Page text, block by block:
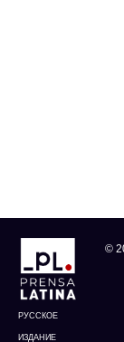
РУССКОЕ
ИЗДАНИЕ
©